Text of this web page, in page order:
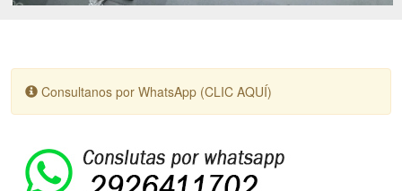
Consultanos por WhatsApp (CLIC AQUÍ)